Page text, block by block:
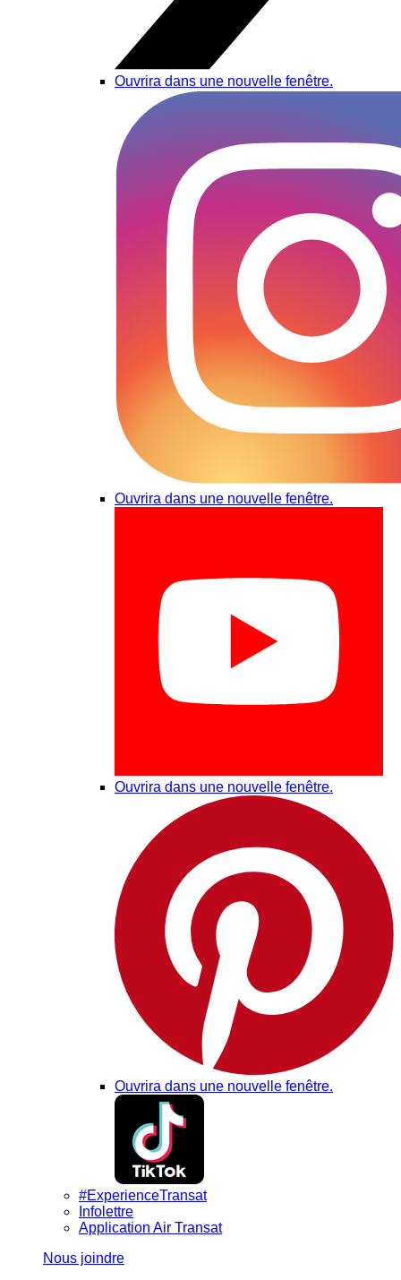
Ouvrira dans une nouvelle fenêtre.
Ouvrira dans une nouvelle fenêtre.
Ouvrira dans une nouvelle fenêtre.
Ouvrira dans une nouvelle fenêtre.
#ExperienceTransat
Infolettre
Application Air Transat
Nous joindre